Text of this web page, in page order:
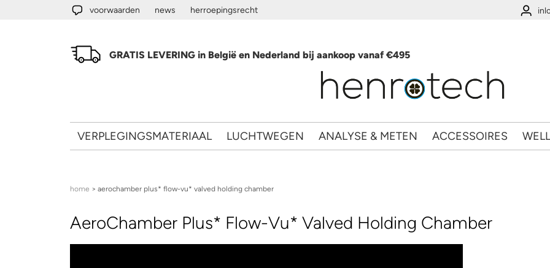
Overslaan en naar de algemene inhoud gaan
voorwaarden news herroepingsrecht
GRATIS LEVERING in België en Nederland bij aankoop vanaf €495
VERPLEGINGSMATERIAAL LUCHTWEGEN ANALYSE & METEN ACCESSOIRES
U bent hier
home > aerochamber plus* flow-vu* valved holding chamber
AeroChamber Plus* Flow-Vu* Valved Holding Chamber